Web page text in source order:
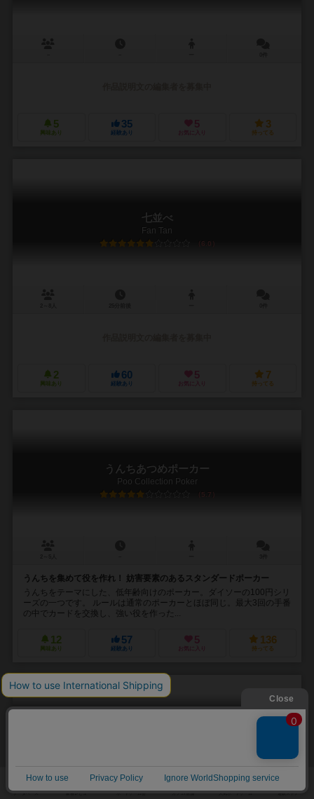
5
興味あり
35
経験あり
5
お気に入り
3
持ってる
七並べ
Fan Tan
6.0
2
興味あり
60
経験あり
5
お気に入り
7
持ってる
うんちあつめポーカー
Poo Collection Poker
5.7
うんちを集めて役を作れ！ 妨害要素のあるスタンダードポーカー
うんちをテーマにした、低年齢向けのポーカー。ダイソーの100円シリ
ーズの一つです。 ルールは通常のポーカーとほぼ同じ。最大3回の手番
の中でカードを交換し、強い役を作った...
12
興味あり
57
経験あり
5
お気に入り
136
持ってる